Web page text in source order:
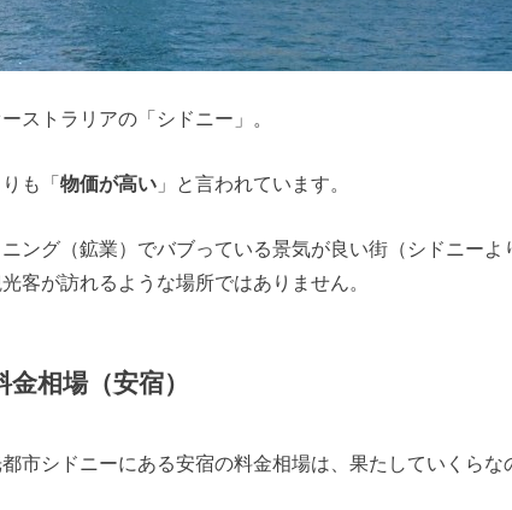
ストラリアの「シドニー」。
も「物価が高い 」と言われています。
ング（鉱業）でバブっている景気が良い街（シドニーよ
客が訪れるような場所ではありません。
相場（安宿）
市シドニーにある安宿の料金相場は、果たしていくらな